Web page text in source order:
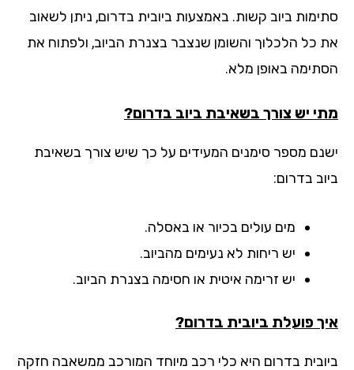
ביוב קשות. באמצעות ביובית בדרום, ניתן לשאוב
כל הלכלוך והשומן שנצבר בצנרת הביוב, ולפתוח את
באופן מלא.
יש צורך בשאיבת ביוב בדרום?
מספר סימנים המעידים על כך שיש צורך בשאיבת
בדרום:
מים עולים בכיור או באסלה.
יש ריחות לא נעימים מהביוב.
יש זרימה איטית או חסימה בצנרת הביוב.
פועלת ביובית בדרום?
בדרום היא כלי רכב מיוחד המורכב ממשאבה חזקה